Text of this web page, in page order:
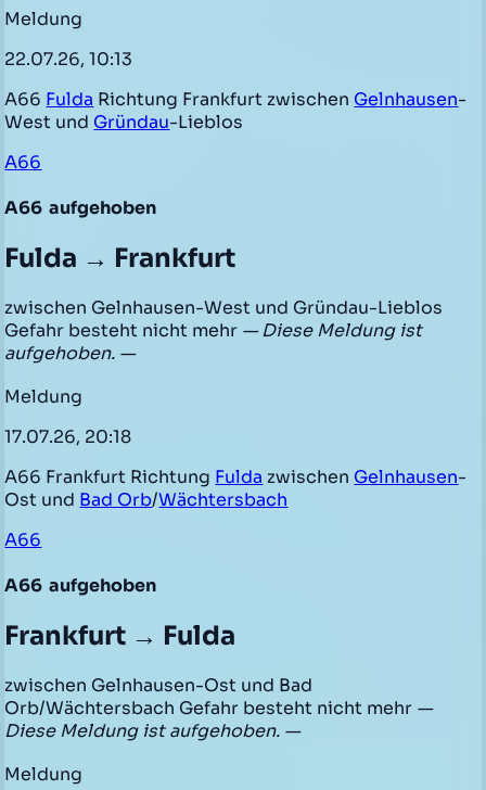
Meldung
22.07.26, 10:13
A66 Fulda Richtung Frankfurt zwischen Gelnhausen-
West und Gründau-Lieblos
A66
A66 aufgehoben
Fulda → Frankfurt
zwischen Gelnhausen-West und Gründau-Lieblos
Gefahr besteht nicht mehr — Diese Meldung ist
aufgehoben. —
Meldung
17.07.26, 20:18
A66 Frankfurt Richtung Fulda zwischen Gelnhausen-
Ost und Bad Orb/Wächtersbach
A66
A66 aufgehoben
Frankfurt → Fulda
zwischen Gelnhausen-Ost und Bad
Orb/Wächtersbach Gefahr besteht nicht mehr —
Diese Meldung ist aufgehoben. —
Meldung